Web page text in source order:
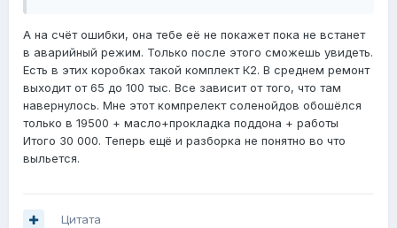
А на счёт ошибки, она тебе её не покажет пока не встанет
в аварийный режим. Только после этого сможешь увидеть.
Есть в этих коробках такой комплект К2. В среднем ремонт
выходит от 65 до 100 тыс. Все зависит от того, что там
навернулось. Мне этот компрелект соленойдов обошёлся
только в 19500 + масло+прокладка поддона + работы
Итого 30 000. Теперь ещё и разборка не понятно во что
выльется.
Цитата